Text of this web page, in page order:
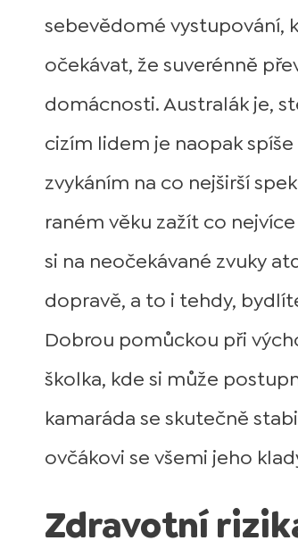
sebevědomé vystupování,
očekávat, že suverénně
domácnosti. Australák je,
cizím lidem je naopak
zvykáním na co nejširší
raném věku zažít co
si na neočekávané zvuky
dopravě, a to i tehdy,
Dobrou pomůckou při
školka, kde si může
kamaráda se skutečně
ovčákovi se všemi jeho
Zdravotní